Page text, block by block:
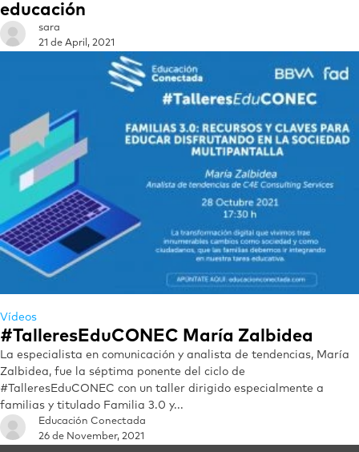
educación
sara
21 de April, 2021
Vídeos
#TalleresEduCONEC María Zalbidea
La especialista en comunicación y analista de tendencias, María
Zalbidea, fue la séptima ponente del ciclo de
#TalleresEduCONEC con un taller dirigido especialmente a
familias y titulado Familia 3.0 y...
Educación Conectada
26 de November, 2021